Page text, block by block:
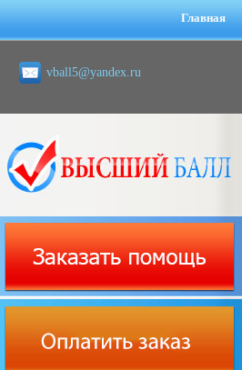
Главная
vball5@yandex.ru